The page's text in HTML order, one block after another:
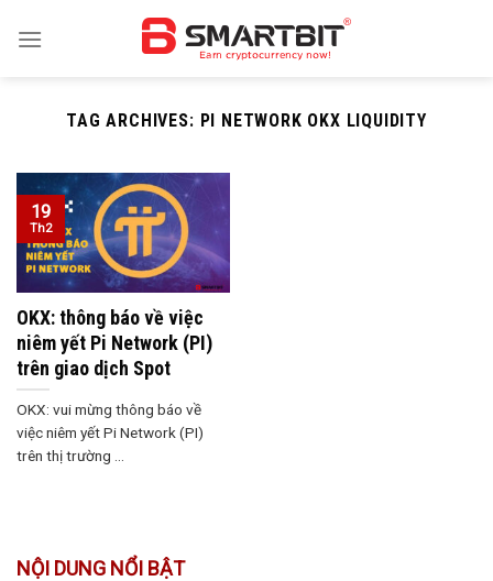
TAG ARCHIVES: PI NETWORK OKX LIQUIDITY
OKX: thông báo về việc
niêm yết Pi Network (PI)
trên giao dịch Spot
OKX: vui mừng thông báo về
việc niêm yết Pi Network (PI)
trên thị trường ...
19
Th2
NỘI DUNG NỔI BẬT